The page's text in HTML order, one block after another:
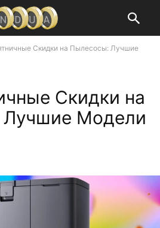
Скидки на Пылесосы: Лучшие
Скидки на
Модели